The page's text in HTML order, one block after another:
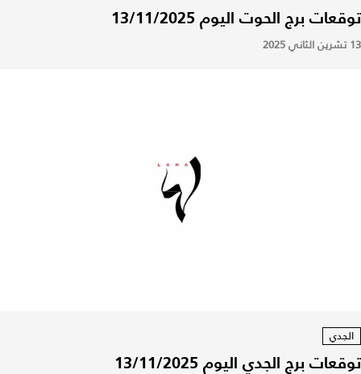
توقعات برج الحوت اليوم 13/11/2025
13 تشرين الثاني 2025
الجدي
توقعات برج الجدي اليوم 13/11/2025